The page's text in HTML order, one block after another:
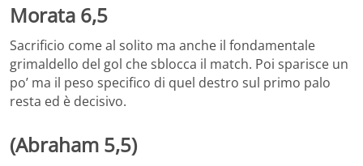
Morata 6,5
Sacrificio come al solito ma anche il fondamentale
grimaldello del gol che sblocca il match. Poi sparisce un
po’ ma il peso specifico di quel destro sul primo palo
resta ed è decisivo.
(Abraham 5,5)